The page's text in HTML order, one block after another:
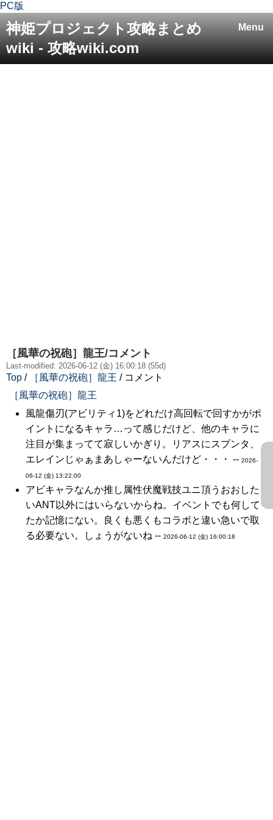
PC版
Menu
神姫プロジェクト攻略まとめ
wiki - 攻略wiki.com
［風華の祝砲］龍王/コメント
Last-modified: 2026-06-12 (金) 16:00:18 (55d)
Top / ［風華の祝砲］龍王 / コメント
［風華の祝砲］龍王
風龍傷刃(アビリティ1)をどれだけ高回転で回すかがポ
イントになるキャラ…って感じだけど、他のキャラに
注目が集まってて寂しいかぎり。リアスにスプンタ、
エレインじゃぁまあしゃーないんだけど・・・ -- 2026-
06-12 (金) 13:22:00
アビキャラなんか推し属性伏魔戦技ユニ頂うおおした
いANT以外にはいらないからね。イベントでも何して
たか記憶にない。良くも悪くもコラボと違い急いで取
る必要ない。しょうがないね -- 2026-06-12 (金) 16:00:18